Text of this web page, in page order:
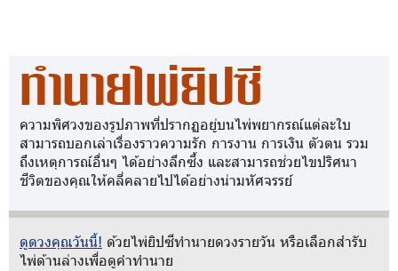
ทำนายไพ่ยิปซี
ความพิศวงของรูปภาพที่ปรากฏอยู่บนไพ่พยากรณ์แต่ละใบ
สามารถบอกเล่าเรื่องราวความรัก การงาน การเงิน ตัวตน รวม
ถึงเหตุการณ์อื่นๆ ได้อย่างลึกซึ้ง และสามารถช่วยไขปริศนา
ชีวิตของคุณให้คลี่คลายไปได้อย่างน่ามหัศจรรย์
ดูดวงคุณวันนี้! ด้วยไพ่ยิปซีทำนายดวงรายวัน หรือเลือกสำรับ
ไพ่ด้านล่างเพื่อดูคำทำนาย